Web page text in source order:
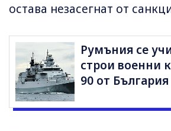
остава незасегнат от
Румъния се
строи военни
90 от България